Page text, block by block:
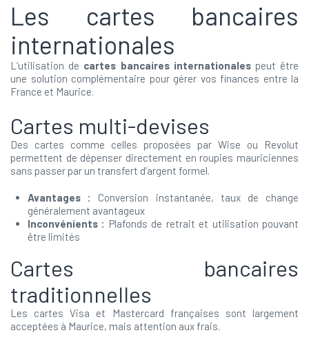
Les cartes bancaires
internationales
L’utilisation de cartes bancaires internationalespeut être
une solution complémentaire pour gérer vos finances entre la
France et Maurice.
Cartes multi-devises
Des cartes comme celles proposées par Wise ou Revolut
permettent de dépenser directement en roupies mauriciennes
sans passer par un transfert d’argent formel.
Avantages :
Conversion instantanée, taux de change
généralement avantageux
Inconvénients : Plafonds de retrait et utilisation pouvant
être limités
Cartes bancaires
traditionnelles
Les cartes Visa et Mastercard françaises sont largement
acceptées à Maurice, mais attention aux frais.